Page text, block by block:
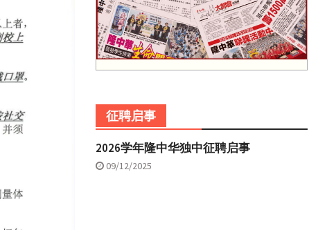
征聘启事
2026学年隆中华独中征聘启事
09/12/2025